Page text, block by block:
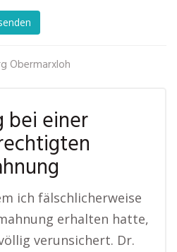
Obermarxloh
bei einer
ich fälschlicherweise
erhalten hatte,
verunsichert. Dr.